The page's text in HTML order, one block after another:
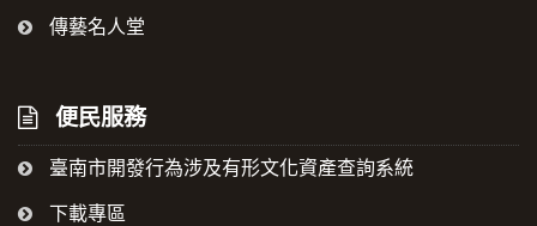
傳藝名人堂
便民服務
臺南市開發行為涉及有形文化資產查詢系統
下載專區